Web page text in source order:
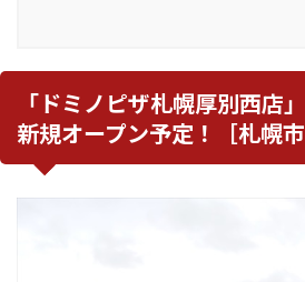
「ドミノピザ札幌厚別西店
新規オープン予定！［札幌市